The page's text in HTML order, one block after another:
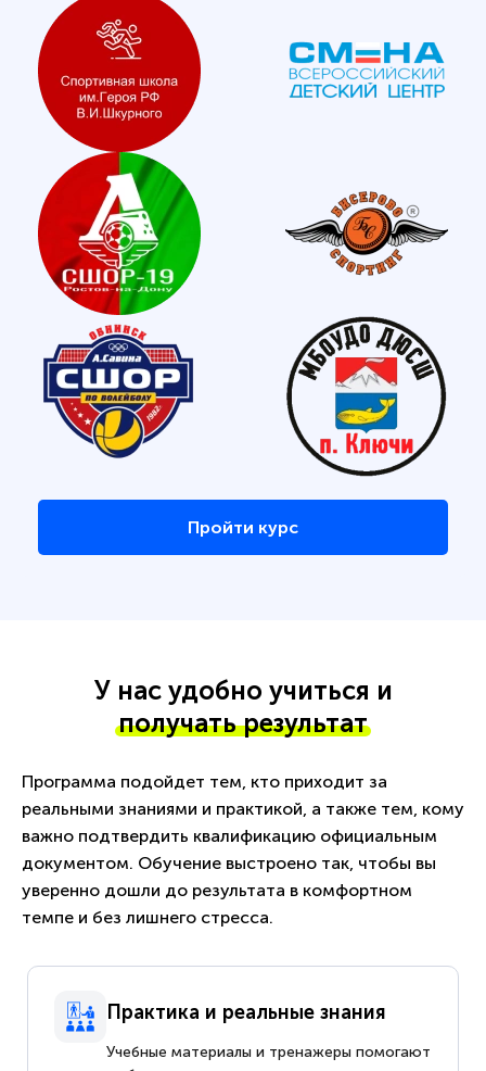
Пройти курс
У нас удобно учиться и
получать результат
Программа подойдет тем, кто приходит за
реальными знаниями и практикой, а также тем, кому
важно подтвердить квалификацию официальным
документом. Обучение выстроено так, чтобы вы
уверенно дошли до результата в комфортном
темпе и без лишнего стресса.
Практика и реальные знания
Учебные материалы и тренажеры помогают